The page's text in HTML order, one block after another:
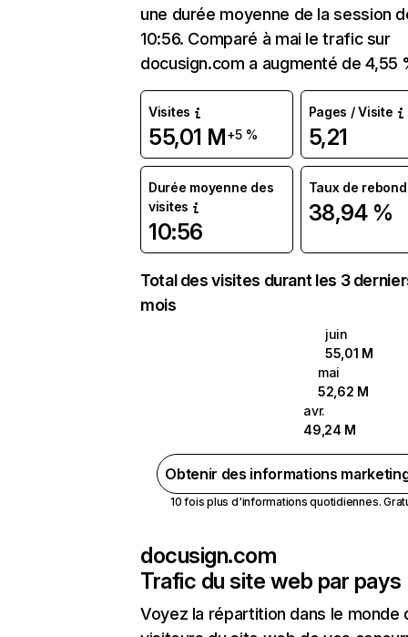
une durée moyenne de la session
10:56. Comparé à mai le trafic sur
docusign.com a augmenté de 4,55
Visites
55,01 M+5 %
Pages / Visite
5,21
Durée moyenne des
visites
10:56
Taux de rebond
38,94 %
Total des visites durant les 3
mois
juin
55,01 M
mai
52,62 M
avr.
49,24 M
Obtenir des informations
10 fois plus d'informations quotidiennes.
docusign.com
Trafic du site web par pays
Voyez la répartition dans le monde